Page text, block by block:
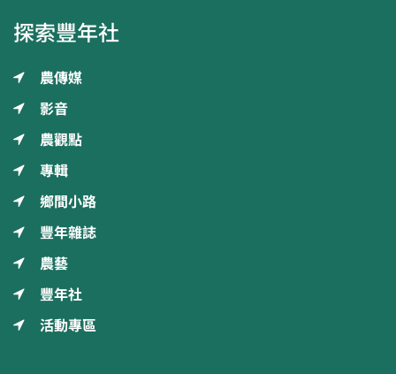
探索豐年社
農傳媒
影音
農觀點
專輯
鄉間小路
豐年雜誌
農藝
豐年社
活動專區